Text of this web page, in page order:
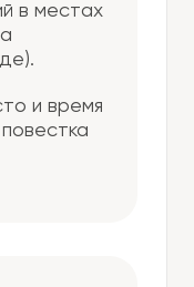
в местах
и время